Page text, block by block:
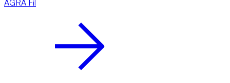
AGRA Fil